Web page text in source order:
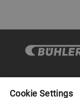
企业与合规
Cookie Settings